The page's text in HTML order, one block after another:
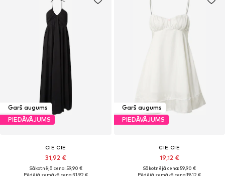
Garš augums
PIEDĀVĀJUMS
CIE CIE
31,92 €
Sākotnējā cena: 59,90 €
Pēdējā zemākā cena:31,92 €
Garš augums
PIEDĀVĀJUMS
CIE CIE
19,12 €
Sākotnējā cena: 59,90 €
Pēdējā zemākā cena:19,12 €